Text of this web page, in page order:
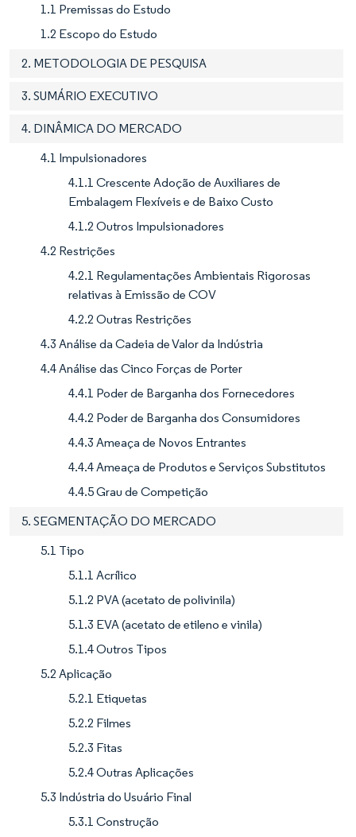
1.1 Premissas do Estudo
1.2 Escopo do Estudo
2. METODOLOGIA DE PESQUISA
3. SUMÁRIO EXECUTIVO
4. DINÂMICA DO MERCADO
4.1 Impulsionadores
4.1.1 Crescente Adoção de Auxiliares de
Embalagem Flexíveis e de Baixo Custo
4.1.2 Outros Impulsionadores
4.2 Restrições
4.2.1 Regulamentações Ambientais Rigorosas
relativas à Emissão de COV
4.2.2 Outras Restrições
4.3 Análise da Cadeia de Valor da Indústria
4.4 Análise das Cinco Forças de Porter
4.4.1 Poder de Barganha dos Fornecedores
4.4.2 Poder de Barganha dos Consumidores
4.4.3 Ameaça de Novos Entrantes
4.4.4 Ameaça de Produtos e Serviços Substitutos
4.4.5 Grau de Competição
5. SEGMENTAÇÃO DO MERCADO
5.1 Tipo
5.1.1 Acrílico
5.1.2 PVA (acetato de polivinila)
5.1.3 EVA (acetato de etileno e vinila)
5.1.4 Outros Tipos
5.2 Aplicação
5.2.1 Etiquetas
5.2.2 Filmes
5.2.3 Fitas
5.2.4 Outras Aplicações
5.3 Indústria do Usuário Final
5.3.1 Construção